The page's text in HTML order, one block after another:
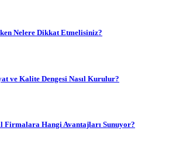
Nelere Dikkat Etmelisiniz?
ve Kalite Dengesi Nasıl Kurulur?
Firmalara Hangi Avantajları Sunuyor?